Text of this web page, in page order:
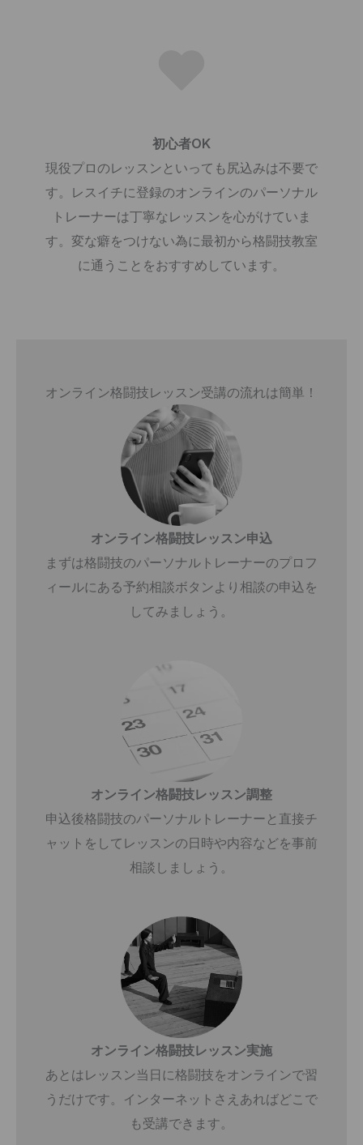
初心者OK​​​
現役プロのレッスンといっても尻込みは不要で
す。レスイチに登録のオンラインのパーソナル
トレーナーは丁寧なレッスンを心がけていま
す。変な癖をつけない為に最初から格闘技教室
に通うことをおすすめしています。
オンライン格闘技レッスン受講の流れは簡単！
オンライン格闘技レッスン申込
まずは格闘技のパーソナルトレーナーのプロフ
ィールにある予約相談ボタンより相談の申込を
してみましょう。
オンライン格闘技レッスン調整
申込後格闘技のパーソナルトレーナーと直接チ
ャットをしてレッスンの日時や内容などを事前
相談しましょう。
オンライン格闘技レッスン実施
あとはレッスン当日に格闘技をオンラインで習
うだけです。インターネットさえあればどこで
も受講できます。